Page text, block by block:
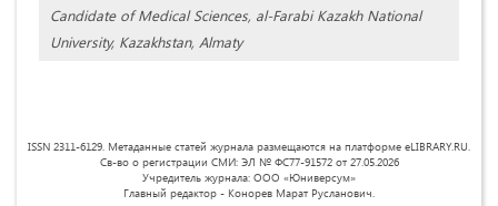
Candidate of Medical Sciences, al-Farabi Kazakh National
University, Kazakhstan, Almaty
ISSN 2311-6129. Метаданные статей журнала размещаются на платформе eLIBRARY.RU.
Св-во о регистрации СМИ: ЭЛ № ФС77-91572 от 27.05.2026
Учредитель журнала: ООО «Юниверсум»
Главный редактор - Конорев Марат Русланович.